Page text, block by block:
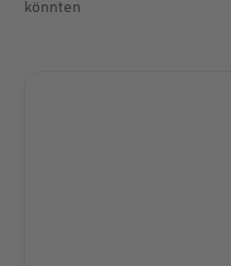
könnten